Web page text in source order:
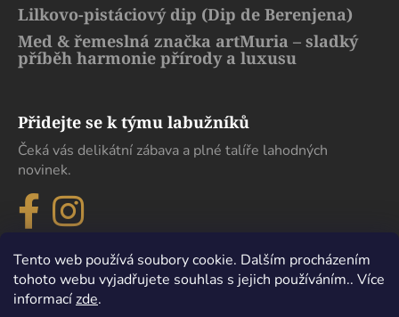
Tento web používá soubory cookie. Dalším procházením
tohoto webu vyjadřujete souhlas s jejich používáním.. Více
informacízde.
Lilkovo-pistáciový dip (Dip de Berenjena)
Med & řemeslná značka artMuria – sladký
příběh harmonie přírody a luxusu
Přidejte se k týmu labužníků
Čeká vás delikátní zábava a plné talíře lahodných
novinek.